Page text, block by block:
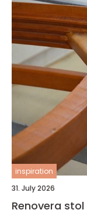
inspiration
31. July 2026